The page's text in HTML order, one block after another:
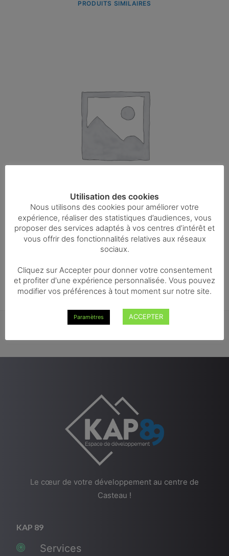
PRODUITS SIMILAIRES
AJOUTER AU PANIER
1 personne
€0,00
Le cœur de votre développement au centre de
Casteau !
KAP 89
Services
Utilisation des cookies
Nous utilisons des cookies pour améliorer votre
expérience, réaliser des statistiques d’audiences, vous
proposer des services adaptés à vos centres d’intérêt et
vous offrir des fonctionnalités relatives aux réseaux
sociaux.
Cliquez sur Accepter pour donner votre consentement
et profiter d'une expérience personnalisée. Vous pouvez
modifier vos préférences à tout moment sur notre site.
Paramètres ACCEPTER